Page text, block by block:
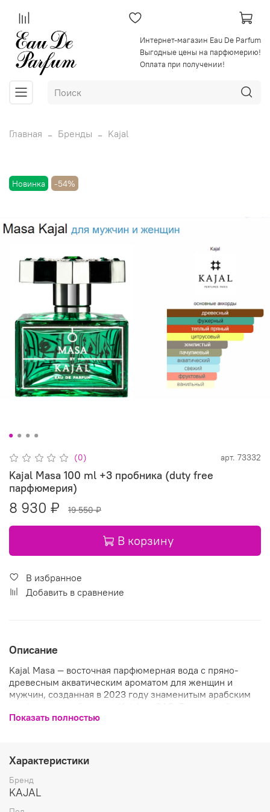
Интернет-магазин Eau De Parfum
Выгодные цены на парфюмерию!
Оплата при получении!
Главная Бренды Kajal
Новинка -54%
(0) арт. 73332
Kajal Masa 100 ml +3 пробника (duty free
парфюмерия)
8 930 ₽ 19 550 ₽
В корзину
В избранное
Добавить в сравнение
Описание
Kajal Masa — восточная парфюмерная вода с пряно-
древесным акватическим ароматом для женщин и
мужчин, созданная в 2023 году знаменитым арабским
сияющий и возвышенный аромат Masa (название
восточной мифологии олицетворяют чистоту, вечную
любовь и стойкость.
Аромат открывается острым пряным аккордом имбиря и
Показать полностью
Характеристики
Бренд
KAJAL